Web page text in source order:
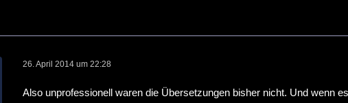
26. April 2014 um 22:28
Also unprofessionell waren die Übersetzungen bisher nicht. Und wenn